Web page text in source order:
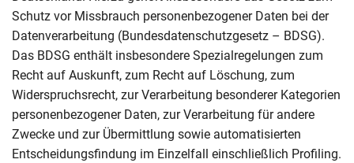
Schutz vor Missbrauch personenbezogener Daten bei der
Datenverarbeitung (Bundesdatenschutzgesetz – BDSG).
Das BDSG enthält insbesondere Spezialregelungen zum
Recht auf Auskunft, zum Recht auf Löschung, zum
Widerspruchsrecht, zur Verarbeitung besonderer Kategorien
personenbezogener Daten, zur Verarbeitung für andere
Zwecke und zur Übermittlung sowie automatisierten
Entscheidungsfindung im Einzelfall einschließlich Profiling.